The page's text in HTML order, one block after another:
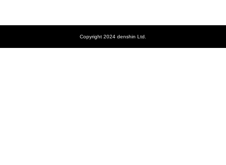
Copyright 2024 denshin Ltd.